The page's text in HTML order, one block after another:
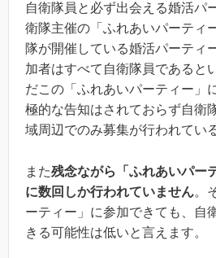
自衛隊員と必ず出会える婚活パ
衛隊主催の「ふれあいパーティ
隊が開催している婚活パーティ
加者はすべて自衛隊員であると
だこの「ふれあいパーティー」
極的な告知はされておらず自衛
域周辺でのみ募集が行われてい
また残念ながら「ふれあいパー
に数回しか行われていません。
ーティー」に参加できても、自
きる可能性は低いと言えます。